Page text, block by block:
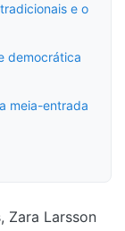
e o
democrática
meia-entrada
Zara Larsson